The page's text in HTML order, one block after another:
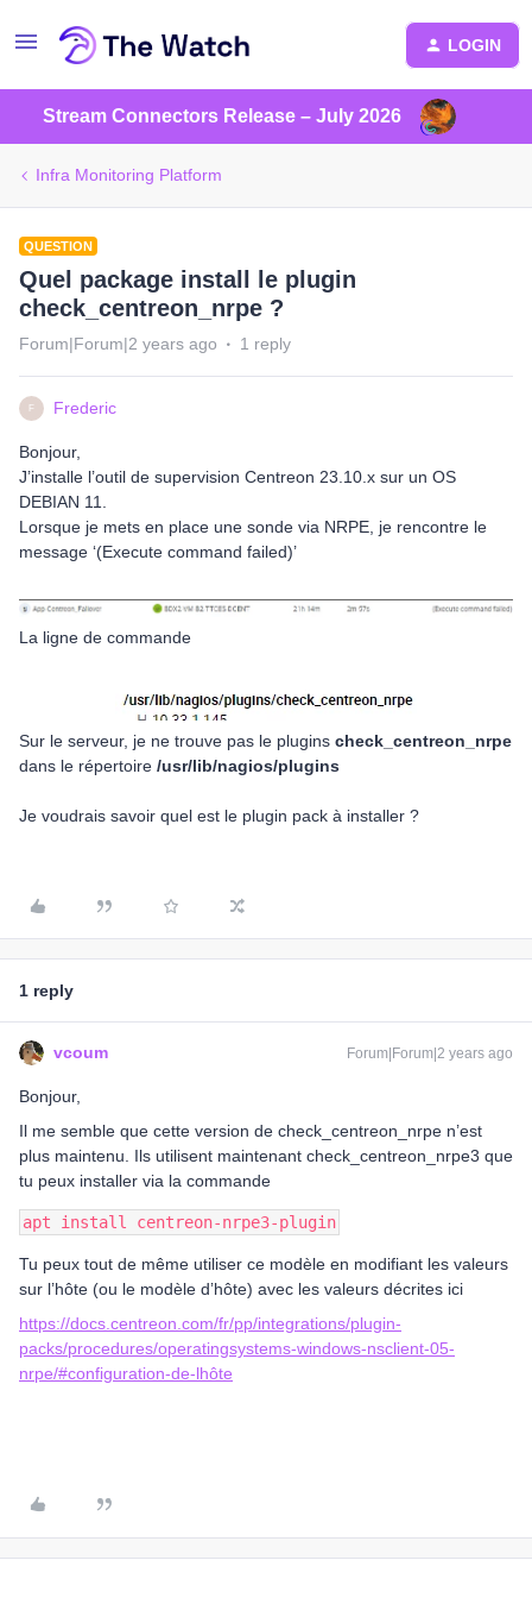
LOGIN
Stream Connectors Release – July 2026
Infra Monitoring Platform
QUESTION
Quel package install le plugin
check_centreon_nrpe ?
Forum|Forum|2 years ago 1 reply
F Frederic
Bonjour,
J’installe l’outil de supervision Centreon 23.10.x sur un OS
DEBIAN 11.
Lorsque je mets en place une sonde via NRPE, je rencontre le
message ‘(Execute command failed)’
La ligne de commande
Sur le serveur, je ne trouve pas le plugins check_centreon_nrpe
dans le répertoire /usr/lib/nagios/plugins
Je voudrais savoir quel est le plugin pack à installer ?
1 reply
vcoum Forum|Forum|2 years ago
Bonjour,
Il me semble que cette version de check_centreon_nrpe n’est
plus maintenu. Ils utilisent maintenant check_centreon_nrpe3 que
tu peux installer via la commande
apt install centreon-nrpe3-plugin
Tu peux tout de même utiliser ce modèle en modifiant les valeurs
sur l’hôte (ou le modèle d’hôte) avec les valeurs décrites ici
https://docs.centreon.com/fr/pp/integrations/plugin-
packs/procedures/operatingsystems-windows-nsclient-05-
nrpe/#configuration-de-lhôte